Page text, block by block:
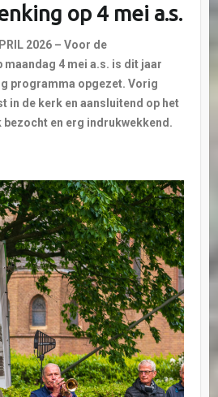
op 4 mei a.s.
2026 – Voor de
maandag 4 mei a.s. is dit jaar
programma opgezet. Vorig
in de kerk en aansluitend op het
en erg indrukwekkend.